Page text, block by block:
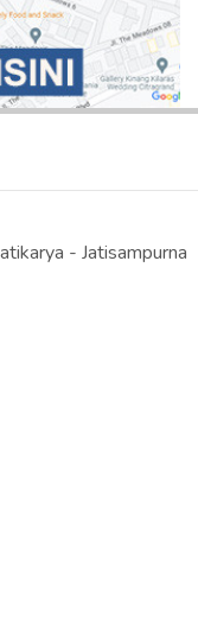
- Jatisampurna